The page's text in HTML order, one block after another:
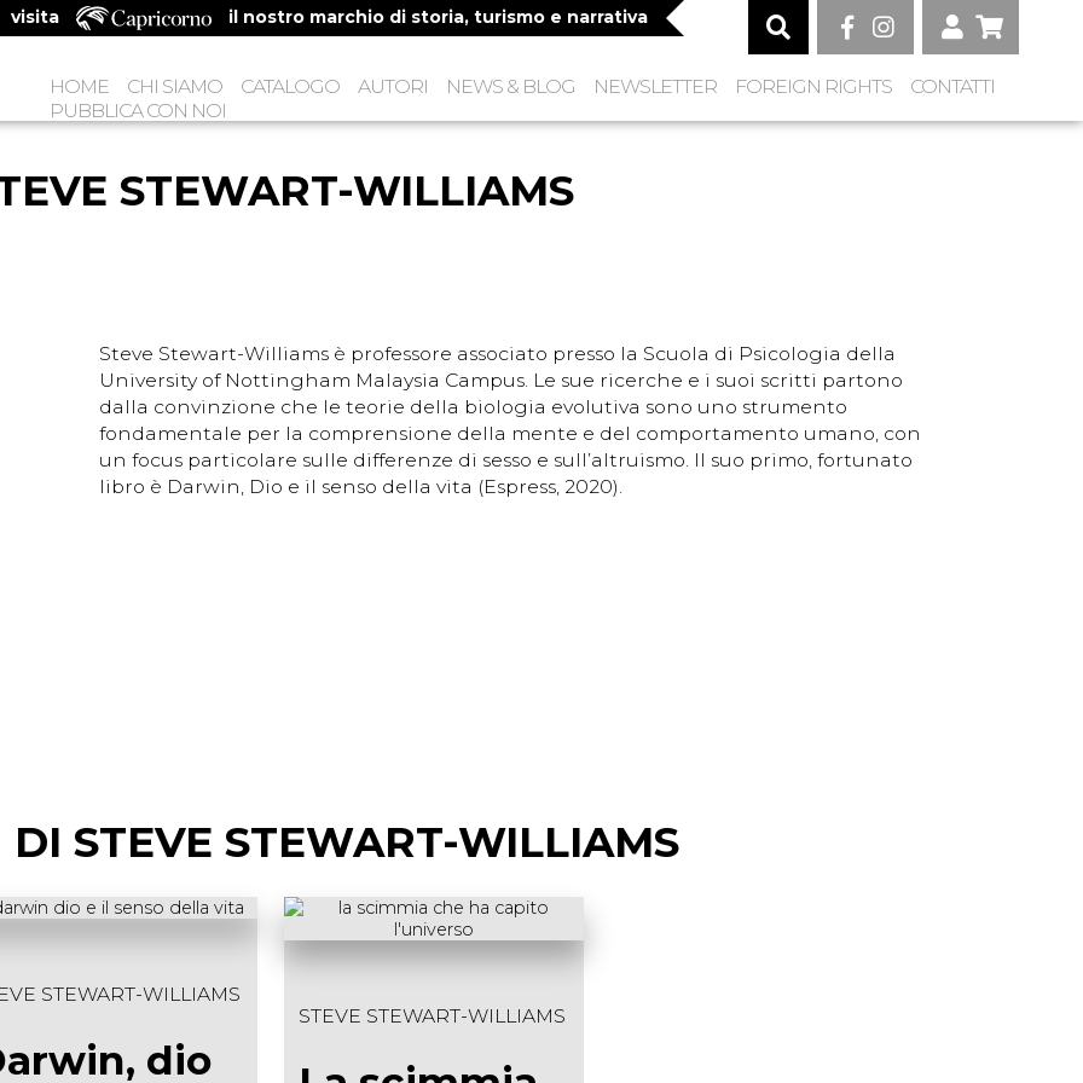
visita il nostro marchio di storia, turismo e narrativa
HOME CHI SIAMO CATALOGO AUTORI NEWS & BLOG NEWSLETTER FOREIGN RIGHTS
CONTATTI
PUBBLICA CON NOI
STEWART-WILLIAMS
Steve Stewart-Williams è professore associato presso la Scuola di Psicologia della
University of Nottingham Malaysia Campus. Le sue ricerche e i suoi scritti partono
dalla convinzione che le teorie della biologia evolutiva sono uno strumento
fondamentale per la comprensione della mente e del comportamento umano, con
un focus particolare sulle differenze di sesso e sull’altruismo. Il suo primo, fortunato
libro è Darwin, Dio e il senso della vita (Espress, 2020).
STEVE STEWART-WILLIAMS
STEWART-WILLIAMS
dio
STEVE STEWART-WILLIAMS